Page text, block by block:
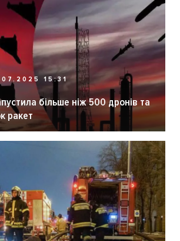
15:31
більше ніж 500 дронів та
ракет